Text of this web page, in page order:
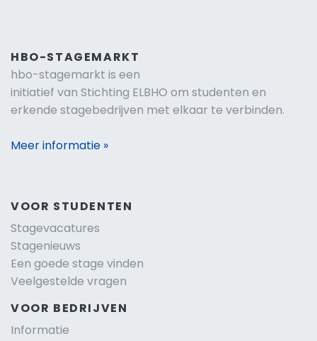
HBO-STAGEMARKT
hbo-stagemarkt is een
initiatief van Stichting ELBHO om studenten en
erkende stagebedrijven met elkaar te verbinden.
Meer informatie »
VOOR STUDENTEN
Stagevacatures
Stagenieuws
Een goede stage vinden
Veelgestelde vragen
VOOR BEDRIJVEN
Informatie